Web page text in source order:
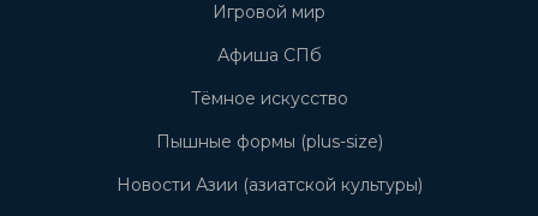
Игровой мир
Афиша СПб
Тёмное искусство
Пышные формы (plus-size)
Новости Азии (азиатской культуры)